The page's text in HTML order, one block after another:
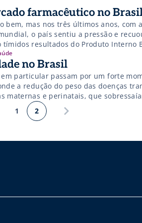
farmacêutico no
bem, mas nos três últimos anos, com
o país sentiu a pressão e
resultados do Produto Interno
evolução em 2013, 2,3%. Estes
de 10 anos, 3,7%, quebrando o
país.
no Brasil
particular passam por um forte
a redução do peso das doenças
maternas e perinatais, que
a dar lugar ao crescimento das
principais motores da carga de doença.
1 2